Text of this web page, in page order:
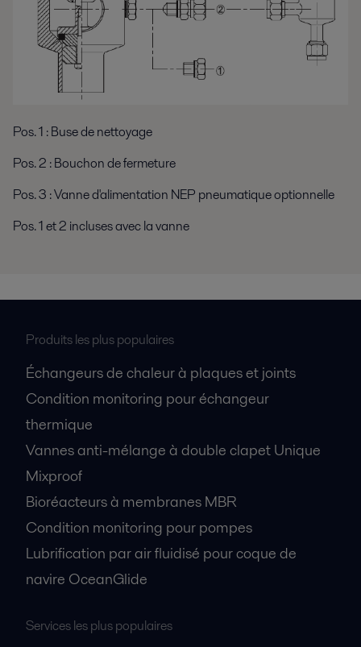
Pos. 1 : Buse de nettoyage
Pos. 2 : Bouchon de fermeture
Pos. 3 : Vanne d'alimentation NEP pneumatique optionnelle
Pos. 1 et 2 incluses avec la vanne
Produits les plus populaires
Échangeurs de chaleur à plaques et joints
Condition monitoring pour échangeur
thermique
Vannes anti-mélange à double clapet Unique
Mixproof
Bioréacteurs à membranes MBR
Condition monitoring pour pompes
Lubrification par air fluidisé pour coque de
navire OceanGlide
Services les plus populaires